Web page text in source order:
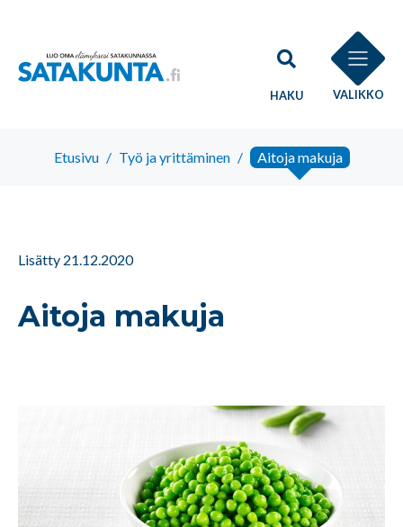
HAKU VALIKKO
Etusivu / Työ ja yrittäminen / Aitoja makuja
Lisätty 21.12.2020
Aitoja makuja